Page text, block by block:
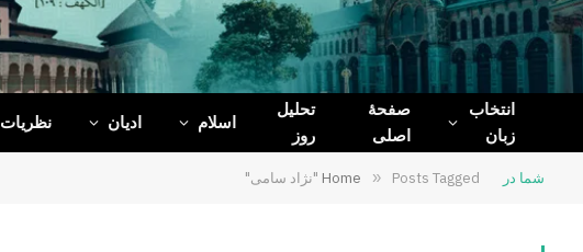
انتخاب
زبان
صفحۀ
اصلی
تحلیل
روز
اسلام ادیان نظریات
شما در Home » Posts Tagged "نژاد سامی"